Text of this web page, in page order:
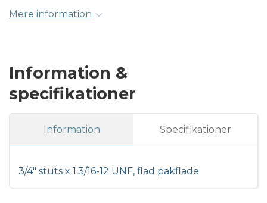
Mere information
Information &
specifikationer
Information Specifikationer
3/4" stuts x 1.3/16-12 UNF, flad pakflade